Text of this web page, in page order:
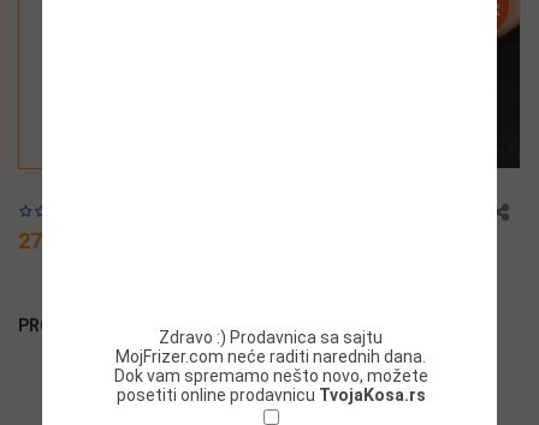
27,96 $
PRODUCT BY:
Zdravo :) Prodavnica sa sajtu
MojFrizer.com neće raditi narednih dana.
Dok vam spremamo nešto novo, možete
posetiti online prodavnicu TvojaKosa.rs